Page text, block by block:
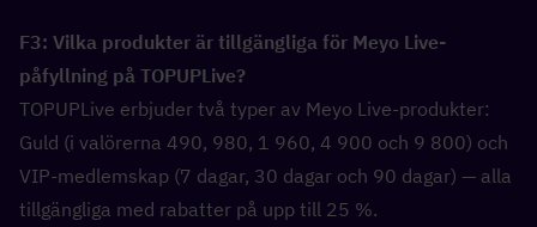
F3: Vilka produkter är tillgängliga för Meyo Live-
påfyllning på TOPUPLive?
TOPUPLive erbjuder två typer av Meyo Live-produkter:
Guld (i valörerna 490, 980, 1 960, 4 900 och 9 800) och
VIP-medlemskap (7 dagar, 30 dagar och 90 dagar) — alla
tillgängliga med rabatter på upp till 25 %.